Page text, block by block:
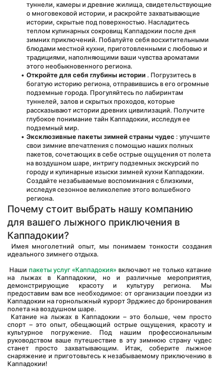
туннели, камеры и древние жилища, свидетельствующие
о многовековой истории, и раскройте захватывающие
истории, скрытые под поверхностью. Насладитесь
теплом кулинарных сокровищ Каппадокии после дня
зимних приключений. Побалуйте себя восхитительными
блюдами местной кухни, приготовленными с любовью и
традициями, наполняющими ваши чувства ароматами
этого необыкновенного региона.
Откройте для себя глубины истории . Погрузитесь в
богатую историю региона, отправившись в его огромные
подземные города. Прогуляйтесь по лабиринтам
туннелей, залов и скрытых проходов, которые
рассказывают истории древних цивилизаций. Получите
глубокое понимание тайн Каппадокии, исследуя ее
подземный мир.
Эксклюзивные пакеты зимней страны чудес : улучшите
свои зимние впечатления с помощью наших полных
пакетов, сочетающих в себе острые ощущения от полета
на воздушном шаре, интригу подземных экскурсий по
городу и кулинарные изыски зимней кухни Каппадокии.
Создайте незабываемые воспоминания с близкими,
исследуя сезонное великолепие этого волшебного
региона.
Почему стоит выбрать нашу компанию
для вашего лыжного приключения в
Каппадокии?
идеального зимнего отдыха.
Наши пакеты услуг «Каппадокия» включают не только катание
на лыжах в Каппадокии, но и различные мероприятия,
демонстрирующие красоту и культуру региона. Мы
предоставим вам все необходимое: от организации поездки из
Каппадокии на горнолыжный курорт Эрджиес до бронирования
полета на воздушном шаре.
спорт – это опыт, обещающий острые ощущения, красоту и
культурное погружение. Под нашим профессиональным
руководством ваше путешествие в эту зимнюю страну чудес
станет просто захватывающим. Итак, соберите лыжное
снаряжение и приготовьтесь к незабываемому приключению в
Каппадокии!